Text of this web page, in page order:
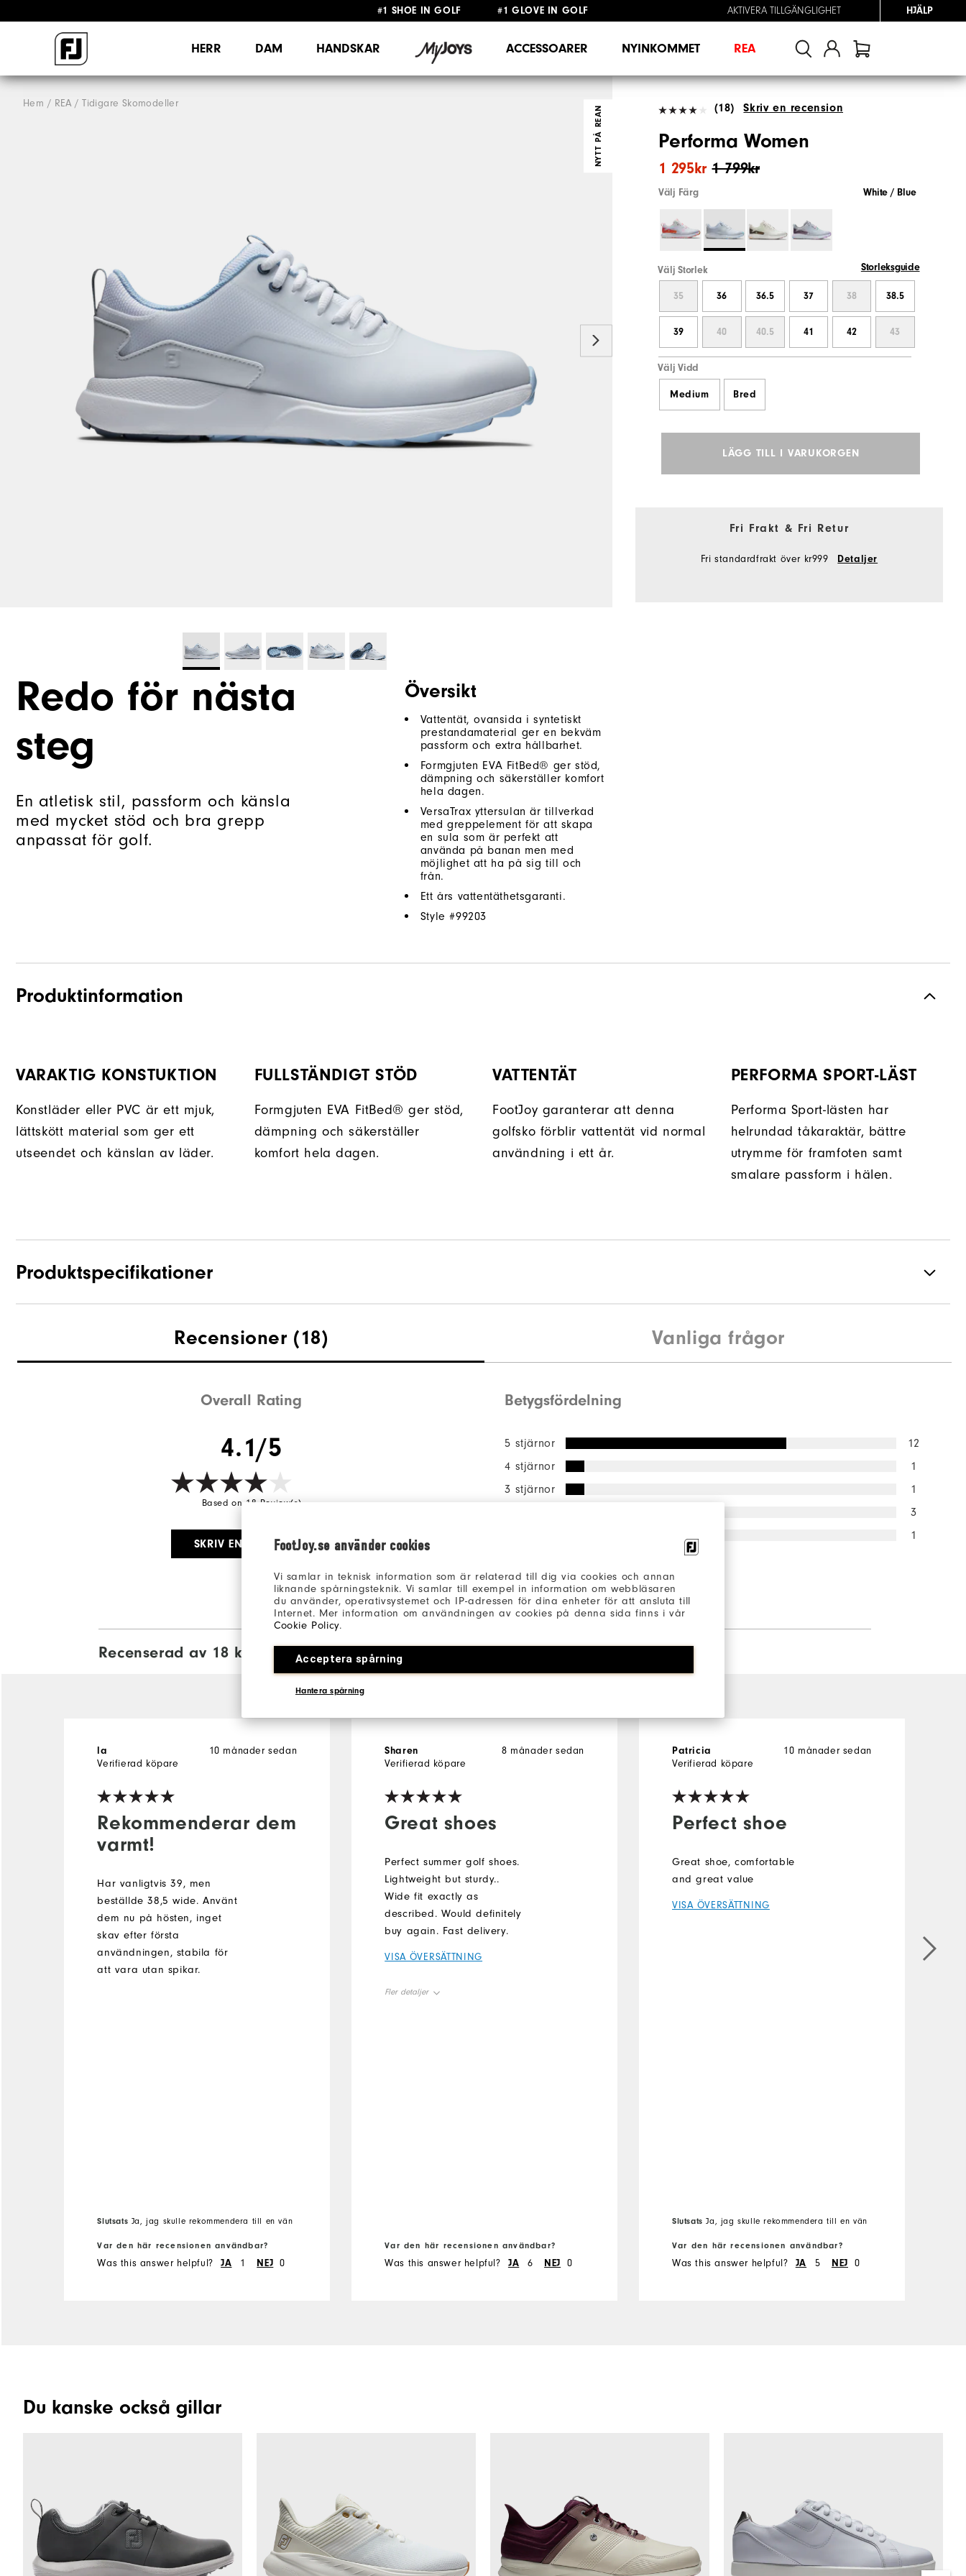
FootJoy.se använder cookies
Vi samlar in teknisk information som är relaterad till dig via cookies och annan
liknande spårningsteknik. Vi samlar till exempel in information om webbläsaren
du använder, operativsystemet och IP-adressen för dina enheter för att ansluta till
Internet. Mer information om användningen av cookies på denna sida finns i vår
Cookie Policy.
Acceptera spårning
Hantera spårning
#1 SHOE IN GOLF #1 GLOVE IN GOLF
AKTIVERA TILLGÄNGLIGHET HJÄLP
HERR DAM HANDSKAR ACCESSOARER NYINKOMMET REA
Hem REA Tidigare Skomodeller
NYTT PÅ REAN (18) Skriv en recension
Performa Women
1 799kr
1 295kr
Välj Färg White / Blue
Välj Storlek Storleksguide
35 36 36.5 37 38 38.5
39 40 40.5 41 42 43
Välj Vidd
Medium Bred
LÄGG TILL I VARUKORGEN
Fri Frakt & Fri Retur
Fri standardfrakt över kr999 Detaljer
Redo för nästa
steg
En atletisk stil, passform och känsla
med mycket stöd och bra grepp
anpassat för golf.
Översikt
Vattentät, ovansida i syntetiskt
prestandamaterial ger en bekväm
passform och extra hållbarhet.
Formgjuten EVA FitBed® ger stöd,
dämpning och säkerställer komfort
hela dagen.
VersaTrax yttersulan är tillverkad
med greppelement för att skapa
en sula som är perfekt att
använda på banan men med
möjlighet att ha på sig till och
från.
Ett års vattentäthetsgaranti.
Style #99203
Produktinformation
VARAKTIG KONSTUKTION
Konstläder eller PVC är ett mjuk,
lättskött material som ger ett
utseendet och känslan av läder.
FULLSTÄNDIGT STÖD
Formgjuten EVA FitBed® ger stöd,
dämpning och säkerställer
komfort hela dagen.
VATTENTÄT
FootJoy garanterar att denna
golfsko förblir vattentät vid normal
användning i ett år.
PERFORMA SPORT-LÄST
Performa Sport-lästen har
helrundad tåkaraktär, bättre
utrymme för framfoten samt
smalare passform i hälen.
Produktspecifikationer
Stabilitet Supportive
Recensioner (18) Vanliga frågor
Overall Rating
4.1/5
Based on 18 Review(s)
SKRIV EN RECENSION
Betygsfördelning
5 stjärnor
12
4 stjärnor
1
3 stjärnor
1
3
1
64%
rekommendera detta för en
vän.
Recenserad av 18 kunder View All
Rekommenderar dem
varmt!
10 månader sedan
la
Verifierad köpare
Har vanligtvis 39, men
beställde 38,5 wide. Använt
dem nu på hösten, inget
skav efter första
användningen, stabila för
att vara utan spikar.
Slutsats Ja, jag skulle rekommendera till en vän
Var den här recensionen användbar?
Was this answer helpful? JA 1 NEJ 0
Great shoes
8 månader sedan
Sharen
Verifierad köpare
Perfect summer golf shoes.
Lightweight but sturdy..
Wide fit exactly as
described. Would definitely
buy again. Fast delivery.
VISA ÖVERSÄTTNING
Fler detaljer
Var den här recensionen användbar?
Was this answer helpful? JA 6 NEJ 0
Perfect shoe
10 månader sedan
Patricia
Verifierad köpare
Great shoe, comfortable
and great value
VISA ÖVERSÄTTNING
Slutsats Ja, jag skulle rekommendera till en vän
Var den här recensionen användbar?
Was this answer helpful? JA 5 NEJ 0
Du kanske också gillar